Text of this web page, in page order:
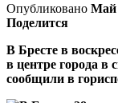
Опубликовано Май
Поделится
В Бресте в
в центре города в
сообщили в